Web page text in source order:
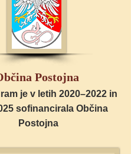
Postojna
je v letih 2020–2022 in
sofinancirala Občina
Postojna